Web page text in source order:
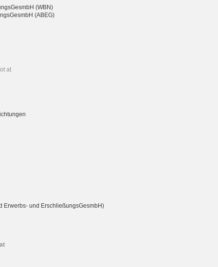
(WBN)
(ABEG)
at
Erwerbs- und ErschließungsGesmbH)